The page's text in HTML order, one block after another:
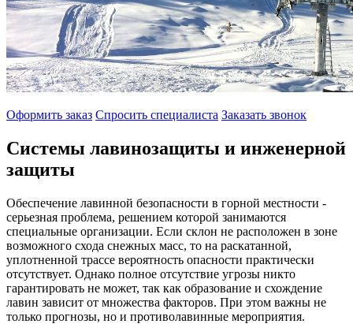
Оформить заказ Спросить специалиста Заказать звонок
Системы лавинозащиты и инженерной
защиты
Обеспечение лавинной безопасности в горной местности -
серьезная проблема, решением которой занимаются
специальные организации. Если склон не расположен в зоне
возможного схода снежных масс, то на раскатанной,
уплотненной трассе вероятность опасности практически
отсутствует. Однако полное отсутствие угрозы никто
гарантировать не может, так как образование и схождение
лавин зависит от множества факторов. При этом важны не
только прогнозы, но и противолавинные мероприятия.